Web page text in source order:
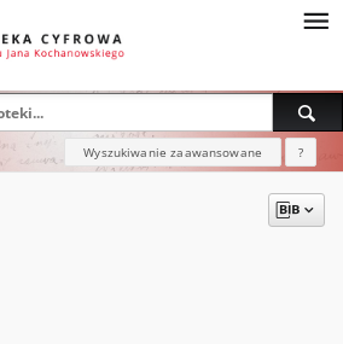
Wyszukiwanie zaawansowane ?